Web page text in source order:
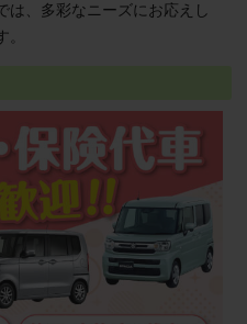
は、多彩なニーズにお応えし